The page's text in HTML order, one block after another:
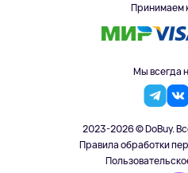
Принимаем
Мы всегда
2023-2026 © DoBuy.
Правила обработки